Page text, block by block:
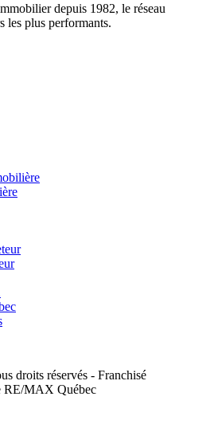
depuis 1982, le réseau
plus performants.
droits réservés - Franchisé
RE/MAX Québec